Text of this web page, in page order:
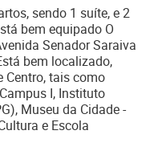
sendo 1 suíte, e 2
bem equipado O
Senador Saraiva
bem localizado,
Centro, tais como
I, Instituto
Museu da Cidade -
e Escola